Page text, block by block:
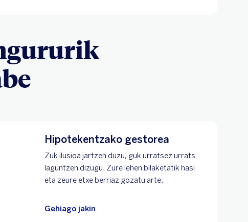
Hipotekentzako gestorea
Zuk ilusioa jartzen duzu, guk urratsez urrats
laguntzen dizugu. Zure lehen bilaketatik hasi
eta zeure etxe berriaz gozatu arte.
Gehiago jakin